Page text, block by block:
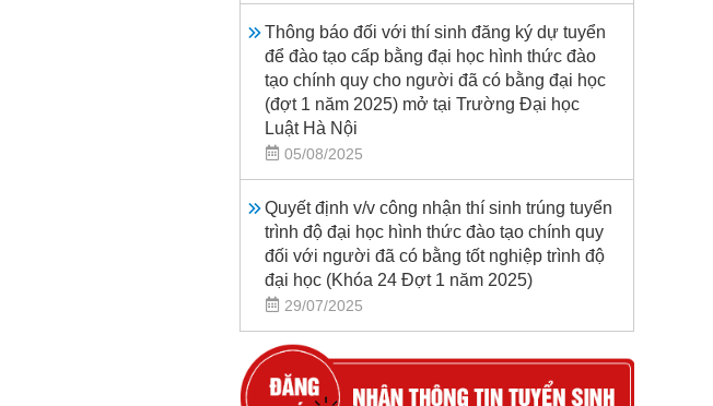
Thông báo đối với thí sinh đăng ký dự tuyển
để đào tạo cấp bằng đại học hình thức đào
tạo chính quy cho người đã có bằng đại học
(đợt 1 năm 2025) mở tại Trường Đại học
Luật Hà Nội
05/08/2025
Quyết định v/v công nhận thí sinh trúng tuyển
trình độ đại học hình thức đào tạo chính quy
đối với người đã có bằng tốt nghiệp trình độ
đại học (Khóa 24 Đợt 1 năm 2025)
29/07/2025